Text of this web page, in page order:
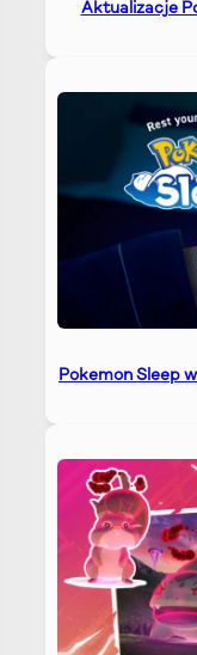
Aktualizacje
Pokemon Sleep